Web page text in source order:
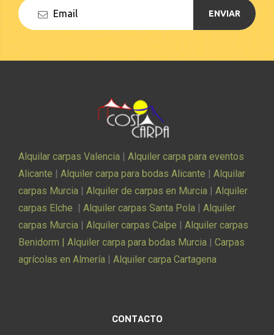
ENVIAR
Alquilar carpas Valencia | Alquiler carpa para eventos
Alicante | Alquiler carpa para bodas Alicante | Alquilar
carpas Murcia | Alquiler de carpas en Murcia | Alquiler
carpas Elche | Alquiler carpas Santa Pola | Alquiler
carpas Murcia | Alquiler carpas Calpe | Alquiler carpas
Benidorm | Alquiler carpa para bodas Murcia | Carpas
agrícolas en Almería | Alquiler carpa Cartagena
CONTACTO